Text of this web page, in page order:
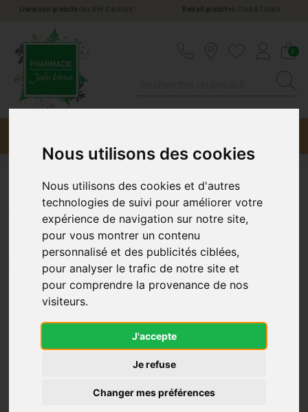
Nous utilisons des cookies
Nous utilisons des cookies et d'autres
technologies de suivi pour améliorer votre
expérience de navigation sur notre site,
pour vous montrer un contenu
personnalisé et des publicités ciblées,
pour analyser le trafic de notre site et
pour comprendre la provenance de nos
visiteurs.
J'accepte
Je refuse
Changer mes préférences
Livraison gratuite dès 89€ d’achats * Retrait gratuiten Click & Collect
0
Alèse Alvita 60x90 cm
Paquet x30
ALVITA